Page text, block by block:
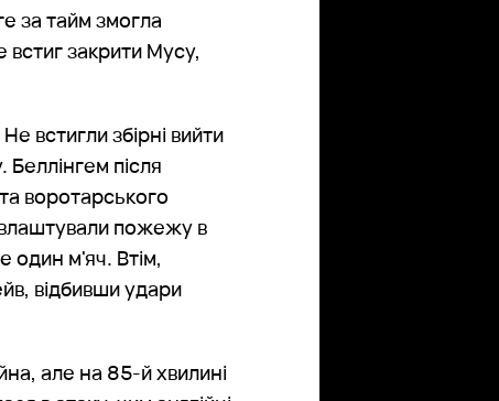
за тайм змогла
закрити Мусу,
встигли збірні вийти
Беллінгем після
воротарського
влаштували пожежу в
один м'яч. Втім,
відбивши удари
але на 85-й хвилині